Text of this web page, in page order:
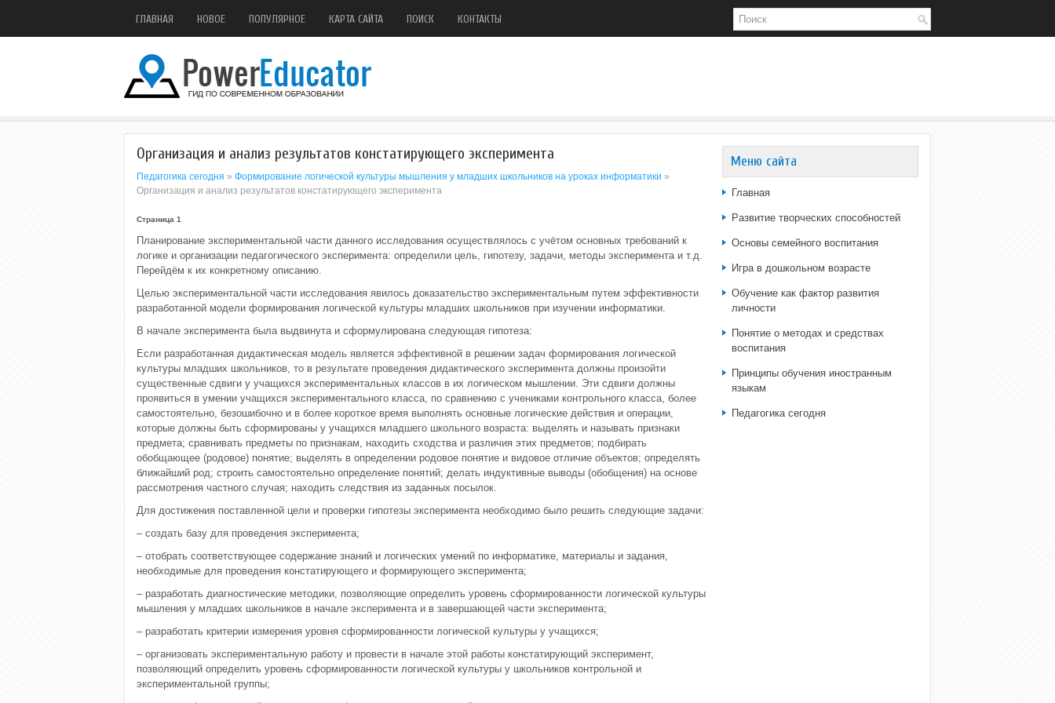
ГЛАВНАЯ НОВОЕ ПОПУЛЯРНОЕ КАРТА САЙТА ПОИСК КОНТАКТЫ
Организация и анализ результатов констатирующего эксперимента
Педагогика сегодня » Формирование логической культуры мышления у младших школьников на уроках информатики »
Организация и анализ результатов констатирующего эксперимента
Страница 1
Планирование экспериментальной части данного исследования осуществлялось с учётом основных требований к
логике и организации педагогического эксперимента: определили цель, гипотезу, задачи, методы эксперимента и т.д.
Перейдём к их конкретному описанию.
Целью экспериментальной части исследования явилось доказательство экспериментальным путем эффективности
разработанной модели формирования логической культуры младших школьников при изучении информатики.
В начале эксперимента была выдвинута и сформулирована следующая гипотеза:
Если разработанная дидактическая модель является эффективной в решении задач формирования логической
культуры младших школьников, то в результате проведения дидактического эксперимента должны произойти
существенные сдвиги у учащихся экспериментальных классов в их логическом мышлении. Эти сдвиги должны
проявиться в умении учащихся экспериментального класса, по сравнению с учениками контрольного класса, более
самостоятельно, безошибочно и в более короткое время выполнять основные логические действия и операции,
которые должны быть сформированы у учащихся младшего школьного возраста: выделять и называть признаки
предмета; сравнивать предметы по признакам, находить сходства и различия этих предметов; подбирать
обобщающее (родовое) понятие; выделять в определении родовое понятие и видовое отличие объектов; определять
ближайший род; строить самостоятельно определение понятий; делать индуктивные выводы (обобщения) на основе
рассмотрения частного случая; находить следствия из заданных посылок.
Для достижения поставленной цели и проверки гипотезы эксперимента необходимо было решить следующие задачи:
– создать базу для проведения эксперимента;
– отобрать соответствующее содержание знаний и логических умений по информатике, материалы и задания,
необходимые для проведения констатирующего и формирующего эксперимента;
– разработать диагностические методики, позволяющие определить уровень сформированности логической культуры
мышления у младших школьников в начале эксперимента и в завершающей части эксперимента;
– разработать критерии измерения уровня сформированности логической культуры у учащихся;
– организовать экспериментальную работу и провести в начале этой работы констатирующий эксперимент,
позволяющий определить уровень сформированности логической культуры у школьников контрольной и
экспериментальной группы;
Меню сайта
Главная
Развитие творческих способностей
Основы семейного воспитания
Игра в дошкольном возрасте
Обучение как фактор развития
личности
Понятие о методах и средствах
воспитания
Принципы обучения иностранным
языкам
Педагогика сегодня